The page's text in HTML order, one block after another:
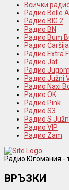
Всички
Радио Belle
Радио BIG 2
Радио BN
Радио Bum
Радио Čaršija
Радио Extra
Радио Jat
Радио
Радио Južni
Радио Naxi
Радио OK
Радио Pink
Радио S3
Радио S
Радио VIP
Радио Zam
Радио Югомания -
ВРЪЗКИ